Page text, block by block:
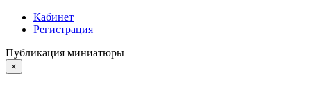
Кабинет
Регистрация
Публикация миниатюры
×